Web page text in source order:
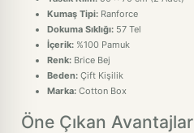
Kumaş Tipi: Ranforce
Dokuma Sıklığı: 57 Tel
İçerik: %100 Pamuk
Renk: Brice Bej
Beden: Çift Kişilik
Marka: Cotton Box
Öne Çıkan Avantajlar